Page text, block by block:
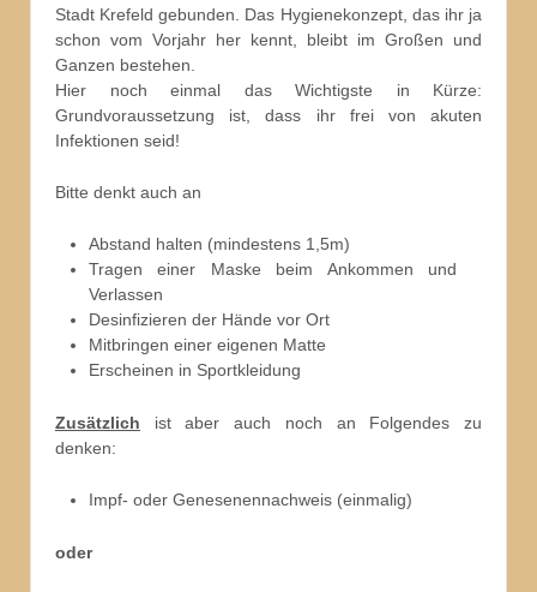
Stadt Krefeld gebunden. Das Hygienekonzept, das ihr ja
schon vom Vorjahr her kennt, bleibt im Großen und
Ganzen bestehen.
Hier noch einmal das Wichtigste in Kürze:
Grundvoraussetzung ist, dass ihr frei von akuten
Infektionen seid!
Bitte denkt auch an
Abstand halten (mindestens 1,5m)
Tragen einer Maske beim Ankommen und
Verlassen
Desinfizieren der Hände vor Ort
Mitbringen einer eigenen Matte
Erscheinen in Sportkleidung
Zusätzlich ist aber auch noch an Folgendes zu
denken:
Impf- oder Genesenennachweis (einmalig)
oder